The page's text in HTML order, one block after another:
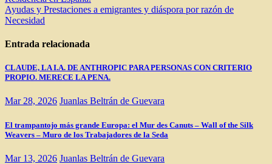
de
entradas
Ayudas y Prestaciones a emigrantes y diáspora por razón de
Necesidad
Entrada relacionada
CLAUDE, LA I.A. DE ANTHROPIC PARA PERSONAS CON CRITERIO
PROPIO. MERECE LA PENA.
Mar 28, 2026 Juanlas Beltrán de Guevara
El trampantojo más grande Europa: el Mur des Canuts – Wall of the Silk
Weavers – Muro de los Trabajadores de la Seda
Mar 13, 2026 Juanlas Beltrán de Guevara